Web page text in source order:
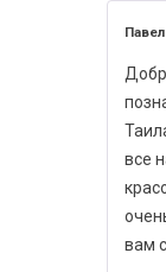
Павел
все
вам